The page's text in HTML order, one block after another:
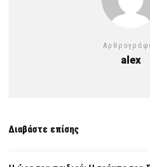
alex
Διαβάστε επίσης